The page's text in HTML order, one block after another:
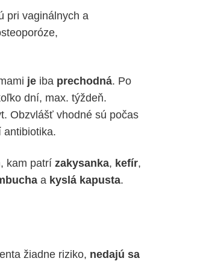
pri vaginálnych a
je iba prechodná. Po
dní, max. týždeň.
Obzvlášť vhodné sú počas
antibiotika.
kam patrí zakysanka, kefír,
a kyslá kapusta.
žiadne riziko, nedajú sa